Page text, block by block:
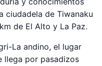
ciudadela de Tiwanaku
de El Alto y La Paz.
La andino, el lugar
llega por pasadizos